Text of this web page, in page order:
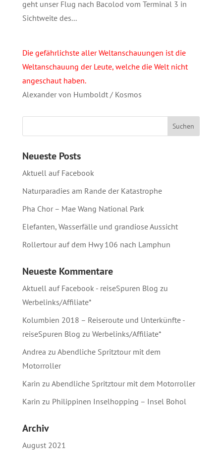
geht unser Flug nach Bacolod vom Terminal 3 in
Sichtweite des...
Die gefährlichste aller Weltanschauungen ist die
Weltanschauung der Leute, welche die Welt nicht
angeschaut haben.
Alexander von Humboldt / Kosmos
Neueste Posts
Aktuell auf Facebook
Naturparadies am Rande der Katastrophe
Pha Chor – Mae Wang National Park
Elefanten, Wasserfälle und grandiose Aussicht
Rollertour auf dem Hwy 106 nach Lamphun
Neueste Kommentare
Aktuell auf Facebook - reiseSpuren Blog zu
Werbelinks/Affiliate*
Kolumbien 2018 – Reiseroute und Unterkünfte -
reiseSpuren Blog zu Werbelinks/Affiliate*
Andrea zu Abendliche Spritztour mit dem
Motorroller
Karin zu Abendliche Spritztour mit dem Motorroller
Karin zu Philippinen Inselhopping – Insel Bohol
Archiv
August 2021